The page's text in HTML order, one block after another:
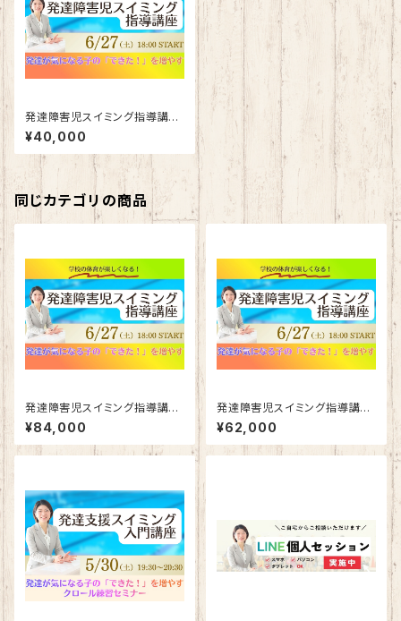
発達障害児スイミング指導講座
（オプションなし）
¥40,000
同じカテゴリの商品
発達障害児スイミング指導講座
（ベーシックプランあり）
¥84,000
発達障害児スイミング指導講座
（ライトプランあり）
¥62,000